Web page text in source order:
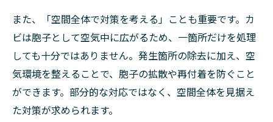
また、「空間全体で対策を考える」ことも重要です。カ
ビは胞子として空気中に広がるため、一箇所だけを処理
しても十分ではありません。発生箇所の除去に加え、空
気環境を整えることで、胞子の拡散や再付着を防ぐこと
ができます。部分的な対応ではなく、空間全体を見据え
た対策が求められます。